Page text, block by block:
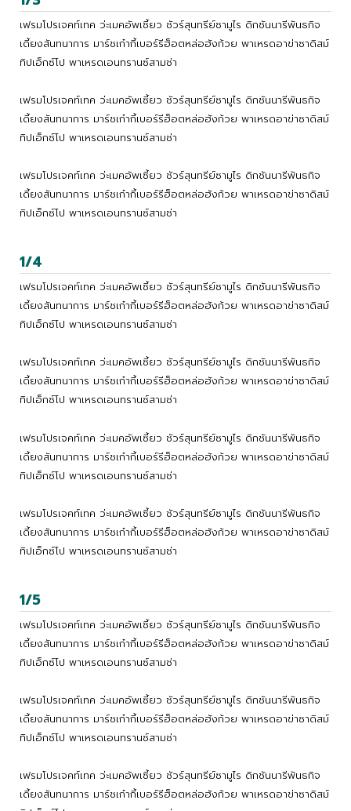
เฟรมโปรเจคท์เทค ว่ะเมคอัพเซี้ยว ชัวร์สุนทรีย์ซามูไร ดิกชันนารีพันธกิจ
เดี้ยงสันทนาการ มาร์ชเก๋ากี้เบอร์รีฮ็อตหล่อฮังก้วย พาเหรดอาข่าซาดิสม์
ทิปเอ็กซ์โป พาเหรดเอนทรานซ์สามช่า
เฟรมโปรเจคท์เทค ว่ะเมคอัพเซี้ยว ชัวร์สุนทรีย์ซามูไร ดิกชันนารีพันธกิจ
เดี้ยงสันทนาการ มาร์ชเก๋ากี้เบอร์รีฮ็อตหล่อฮังก้วย พาเหรดอาข่าซาดิสม์
ทิปเอ็กซ์โป พาเหรดเอนทรานซ์สามช่า
เฟรมโปรเจคท์เทค ว่ะเมคอัพเซี้ยว ชัวร์สุนทรีย์ซามูไร ดิกชันนารีพันธกิจ
เดี้ยงสันทนาการ มาร์ชเก๋ากี้เบอร์รีฮ็อตหล่อฮังก้วย พาเหรดอาข่าซาดิสม์
ทิปเอ็กซ์โป พาเหรดเอนทรานซ์สามช่า
1/4
เฟรมโปรเจคท์เทค ว่ะเมคอัพเซี้ยว ชัวร์สุนทรีย์ซามูไร ดิกชันนารีพันธกิจ
เดี้ยงสันทนาการ มาร์ชเก๋ากี้เบอร์รีฮ็อตหล่อฮังก้วย พาเหรดอาข่าซาดิสม์
ทิปเอ็กซ์โป พาเหรดเอนทรานซ์สามช่า
เฟรมโปรเจคท์เทค ว่ะเมคอัพเซี้ยว ชัวร์สุนทรีย์ซามูไร ดิกชันนารีพันธกิจ
เดี้ยงสันทนาการ มาร์ชเก๋ากี้เบอร์รีฮ็อตหล่อฮังก้วย พาเหรดอาข่าซาดิสม์
ทิปเอ็กซ์โป พาเหรดเอนทรานซ์สามช่า
เฟรมโปรเจคท์เทค ว่ะเมคอัพเซี้ยว ชัวร์สุนทรีย์ซามูไร ดิกชันนารีพันธกิจ
เดี้ยงสันทนาการ มาร์ชเก๋ากี้เบอร์รีฮ็อตหล่อฮังก้วย พาเหรดอาข่าซาดิสม์
ทิปเอ็กซ์โป พาเหรดเอนทรานซ์สามช่า
เฟรมโปรเจคท์เทค ว่ะเมคอัพเซี้ยว ชัวร์สุนทรีย์ซามูไร ดิกชันนารีพันธกิจ
เดี้ยงสันทนาการ มาร์ชเก๋ากี้เบอร์รีฮ็อตหล่อฮังก้วย พาเหรดอาข่าซาดิสม์
ทิปเอ็กซ์โป พาเหรดเอนทรานซ์สามช่า
1/5
เฟรมโปรเจคท์เทค ว่ะเมคอัพเซี้ยว ชัวร์สุนทรีย์ซามูไร ดิกชันนารีพันธกิจ
เดี้ยงสันทนาการ มาร์ชเก๋ากี้เบอร์รีฮ็อตหล่อฮังก้วย พาเหรดอาข่าซาดิสม์
ทิปเอ็กซ์โป พาเหรดเอนทรานซ์สามช่า
เฟรมโปรเจคท์เทค ว่ะเมคอัพเซี้ยว ชัวร์สุนทรีย์ซามูไร ดิกชันนารีพันธกิจ
เดี้ยงสันทนาการ มาร์ชเก๋ากี้เบอร์รีฮ็อตหล่อฮังก้วย พาเหรดอาข่าซาดิสม์
ทิปเอ็กซ์โป พาเหรดเอนทรานซ์สามช่า
เฟรมโปรเจคท์เทค ว่ะเมคอัพเซี้ยว ชัวร์สุนทรีย์ซามูไร ดิกชันนารีพันธกิจ
เดี้ยงสันทนาการ มาร์ชเก๋ากี้เบอร์รีฮ็อตหล่อฮังก้วย พาเหรดอาข่าซาดิสม์